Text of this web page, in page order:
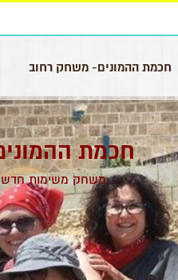
חכמת ההמונים- משחק רחוב
חכמת
משחק משימות